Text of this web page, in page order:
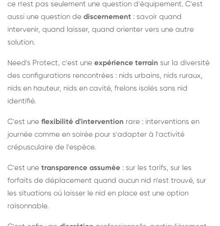
ce n'est pas seulement une question d'équipement. C'est
aussi une question de discernement : savoir quand
intervenir, quand laisser, quand orienter vers une autre
solution.
Need's Protect, c'est une expérience terrain sur la diversité
des configurations rencontrées : nids urbains, nids ruraux,
nids en hauteur, nids en cavité, frelons isolés sans nid
identifié.
C'est une flexibilité d'intervention rare : interventions en
journée comme en soirée pour s'adapter à l'activité
crépusculaire de l'espèce.
C'est une transparence assumée : sur les tarifs, sur les
forfaits de déplacement quand aucun nid n'est trouvé, sur
les situations où laisser le nid en place est une option
raisonnable.